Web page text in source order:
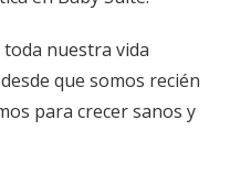
toda nuestra vida
que somos recién
para crecer sanos y